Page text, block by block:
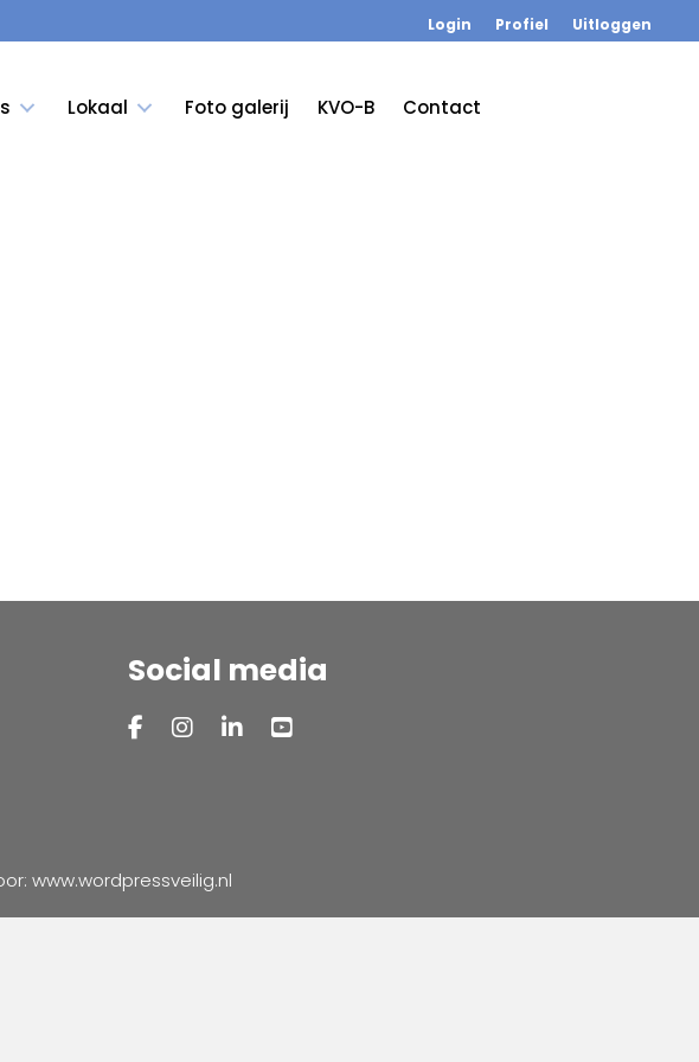
Login Profiel Uitloggen
Lokaal Foto galerij KVO-B Contact
Social media
www.wordpressveilig.nl